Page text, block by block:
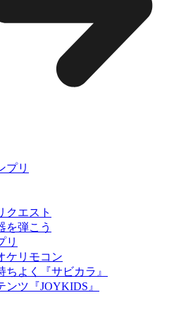
プリ
クエスト
を弾こう
リ
ケリモコン
ちよく『サビカラ』
ツ『JOYKIDS』